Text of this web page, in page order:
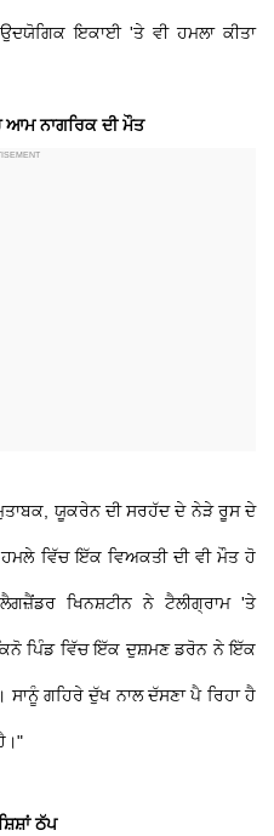
ਇਕਾਈ 'ਤੇ ਵੀ ਹਮਲਾ ਕੀਤਾ
ਨਾਗਰਿਕ ਦੀ ਮੌਤ
ਯੂਕਰੇਨ ਦੀ ਸਰਹੱਦ ਦੇ ਨੇੜੇ ਰੂਸ ਦੇ
ਵਿੱਚ ਇੱਕ ਵਿਅਕਤੀ ਦੀ ਵੀ ਮੌਤ ਹੋ
ਖਿਨਸ਼ਟੀਨ ਨੇ ਟੈਲੀਗ੍ਰਾਮ 'ਤੇ
ਪਿੰਡ ਵਿੱਚ ਇੱਕ ਦੁਸ਼ਮਣ ਡਰੋਨ ਨੇ ਇੱਕ
ਸਾਨੂੰ ਗਹਿਰੇ ਦੁੱਖ ਨਾਲ ਦੱਸਣਾ ਪੈ ਰਿਹਾ ਹੈ
ਠੱਪ